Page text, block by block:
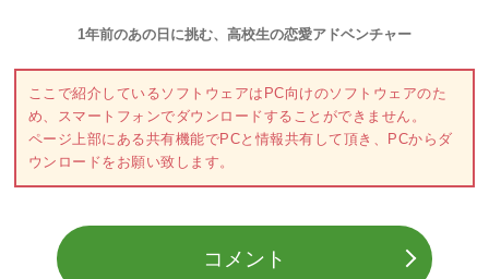
1年前のあの日に挑む、高校生の恋愛アドベンチャー
ここで紹介しているソフトウェアはPC向けのソフトウェアのた
め、スマートフォンでダウンロードすることができません。
ページ上部にある共有機能でPCと情報共有して頂き、PCからダ
ウンロードをお願い致します。
コメント